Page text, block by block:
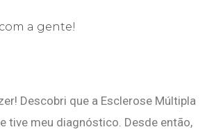
a gente!
Descobri que a Esclerose Múltipla
tive meu diagnóstico. Desde então,